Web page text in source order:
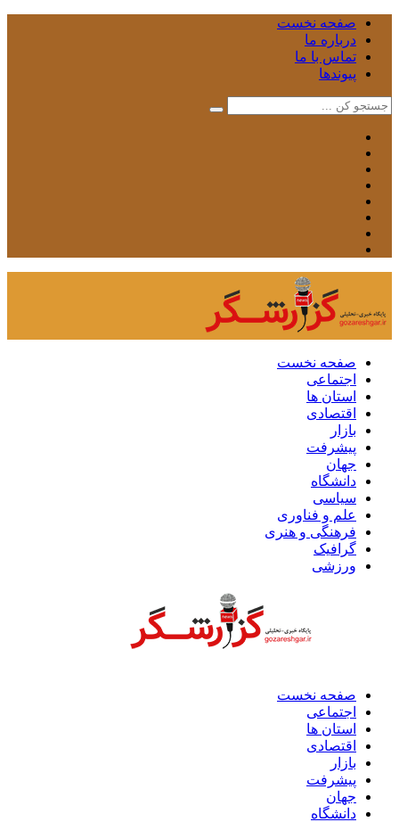
صفحه نخست
درباره ما
تماس با ما
پیوندها
صفحه نخست
اجتماعی
استان ها
اقتصادی
بازار
پیشرفت
جهان
دانشگاه
سیاسی
علم و فناوری
فرهنگی و هنری
گرافیک
ورزشی
صفحه نخست
اجتماعی
استان ها
اقتصادی
بازار
پیشرفت
جهان
دانشگاه